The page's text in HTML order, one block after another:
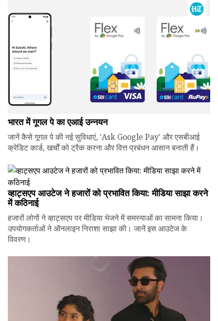
भारत में गूगल पे का एआई उन्नयन
जानें कैसे गूगल पे की नई सुविधाएं, 'Ask Google Pay' और एसबीआई
क्रेडिट कार्ड, खर्चों को ट्रैक करना और वित्त प्रबंधन आसान बनाती हैं।
व्हाट्सएप आउटेज ने हजारों को प्रभावित किया: मीडिया साझा करने
में कठिनाई
हजारों लोगों ने व्हाट्सएप पर मीडिया भेजने में समस्याओं का सामना किया।
उपयोगकर्ताओं ने ऑनलाइन निराशा साझा की। जानें इस आउटेज के
विवरण।